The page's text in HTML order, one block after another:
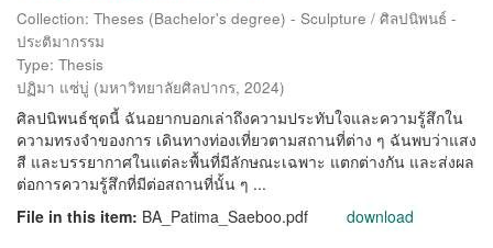
Collection: Theses (Bachelor's degree) - Sculpture / ศิลปนิพนธ์ -
ประติมากรรม
Type: Thesis
ปฏิมา แซ่บู่ (มหาวิทยาลัยศิลปากร, 2024)
ศิลปนิพนธ์ชุดนี้ ฉันอยากบอกเล่าถึงความประทับใจและความรู้สึกใน
ความทรงจำของการ เดินทางท่องเที่ยวตามสถานที่ต่าง ๆ ฉันพบว่าแสง
สี และบรรยากาศในแต่ละพื้นที่มีลักษณะเฉพาะ แตกต่างกัน และส่งผล
ต่อการความรู้สึกที่มีต่อสถานที่นั้น ๆ ...
File in this item: BA_Patima_Saeboo.pdf download